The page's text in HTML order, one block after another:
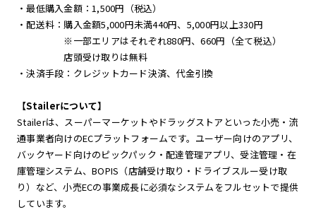
・最低購入金額：1,500円（税込）
・配送料：購入金額5,000円未満440円、5,000円以上330円
※一部エリアはそれぞれ880円、660円（全て税込）
店頭受け取りは無料
・決済手段：クレジットカード決済、代金引換
【Stailerについて】
Stailerは、スーパーマーケットやドラッグストアといった小売・流
通事業者向けのECプラットフォームです。ユーザー向けのアプリ、
バックヤード向けのピックパック・配達管理アプリ、受注管理・在
庫管理システム、BOPIS（店舗受け取り・ドライブスルー受け取
り）など、小売ECの事業成長に必須なシステムをフルセットで提供
しています。